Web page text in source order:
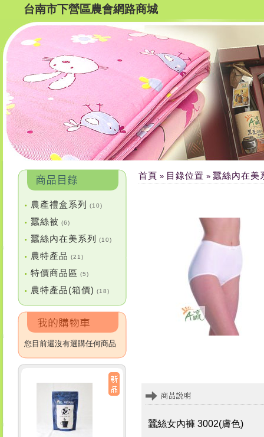
台南市下營區農會網路商城
• 農產禮盒系列 (10)
• 蠶絲被 (6)
• 蠶絲內在美系列 (10)
• 農特產品 (21)
• 特價商品區 (5)
• 農特產品(箱價) (18)
您目前還沒有選購任何商品
首頁 » 目錄位置 » 蠶絲內在美
蠶絲女內褲 3002(膚色)